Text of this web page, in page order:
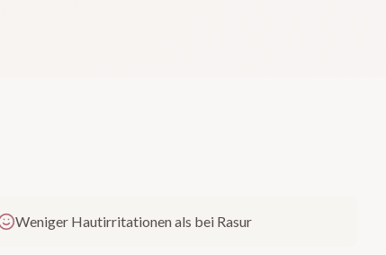
Weniger Hautirritationen als bei Rasur